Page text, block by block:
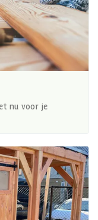
nu voor je